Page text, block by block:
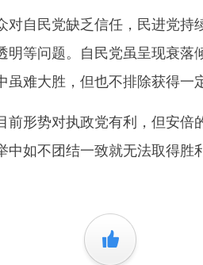
自民党缺乏信任，民进党持
明等问题。自民党虽呈现衰落
难大胜，但也不排除获得一
形势对执政党有利，但安倍
中如不团结一致就无法取得胜
+1